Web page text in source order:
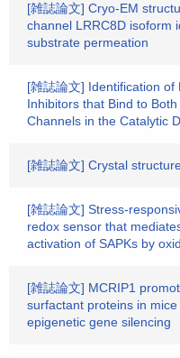
[雑誌論文] Cryo-EM
channel LRRC8D isoform
substrate permeation
[雑誌論文] Identification of
Inhibitors that Bind to
Channels in the Catalytic
[雑誌論文] Crystal
[雑誌論文] Stress-
redox sensor that
activation of SAPKs by
[雑誌論文] MCRIP1
surfactant proteins in
epigenetic gene silencing